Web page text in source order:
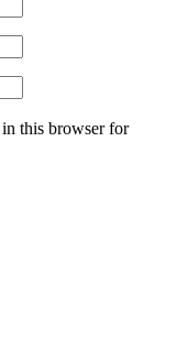
this browser for